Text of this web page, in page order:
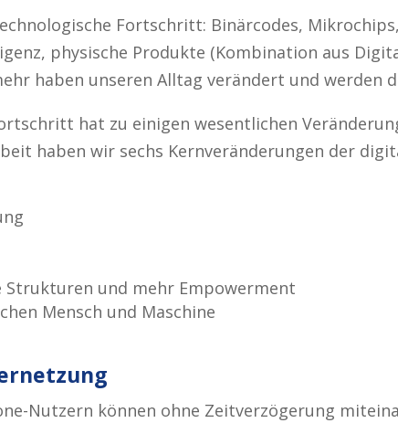
Fortschritt: Binärcodes,
physische Produkte (Kombination aus
haben unseren Alltag verändert und werden
hat zu einigen wesentlichen
haben wir sechs Kernveränderungen der
Strukturen und mehr Empowerment
Mensch und Maschine
Nutzern können ohne Zeitverzögerung